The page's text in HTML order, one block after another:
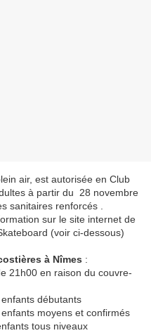
air, est autorisée en Club
à partir du 28 novembre
sanitaires renforcés .
sur le site internet de
(voir ci-dessous)
à Nîmes :
21h00 en raison du couvre-
débutants
moyens et confirmés
tous niveaux